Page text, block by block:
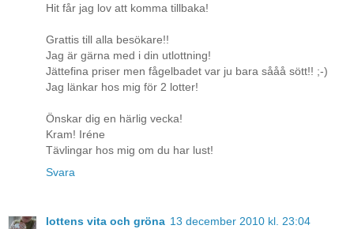
Hit får jag lov att komma tillbaka!
Grattis till alla besökare!!
Jag är gärna med i din utlottning!
Jättefina priser men fågelbadet var ju bara sååå sött!! ;-)
Jag länkar hos mig för 2 lotter!
Önskar dig en härlig vecka!
Kram! Iréne
Tävlingar hos mig om du har lust!
Svara
lottens vita och gröna 13 december 2010 kl. 23:04